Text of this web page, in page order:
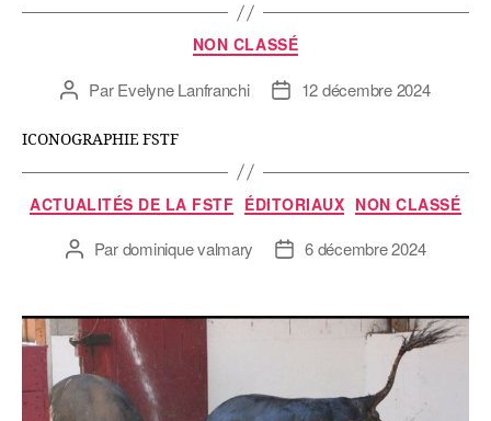
NON CLASSÉ
ParEvelyne Lanfranchi 12 décembre 2024
ICONOGRAPHIE FSTF
ACTUALITÉS DE LA FSTF ÉDITORIAUX NON CLASSÉ
Pardominique valmary 6 décembre 2024